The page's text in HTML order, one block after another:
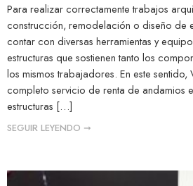
Para realizar correctamente trabajos
construcción, remodelación o diseño de
contar con diversas herramientas y
estructuras que sostienen tanto los
los mismos trabajadores. En este
completo servicio de renta de andamios
estructuras […]
SEGUIR LEYENDO ➞